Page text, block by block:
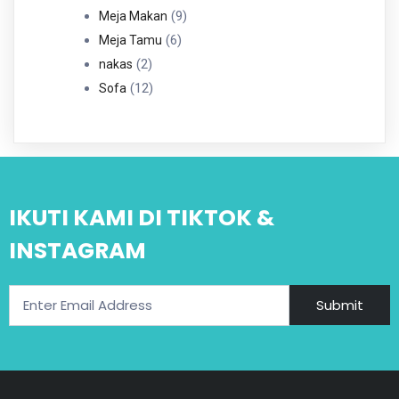
Produk
Meja Makan 99
Meja Tamu 66
nakas 22
Produk
Sofa 1212
IKUTI KAMI DI TIKTOK &
INSTAGRAM
Submit